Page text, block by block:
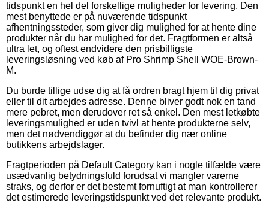
tidspunkt en hel del forskellige muligheder for levering. Den
mest benyttede er på nuværende tidspunkt
afhentningssteder, som giver dig mulighed for at hente dine
produkter når du har mulighed for det. Fragtformen er altså
ultra let, og oftest endvidere den prisbilligste
leveringsløsning ved køb af Pro Shrimp Shell WOE-Brown-
M.
Du burde tillige udse dig at få ordren bragt hjem til dig privat
eller til dit arbejdes adresse. Denne bliver godt nok en tand
mere pebret, men derudover ret så enkel. Den mest letkøbte
leveringsmulighed er uden tvivl at hente produkterne selv,
men det nødvendiggør at du befinder dig nær online
butikkens arbejdslager.
Fragtperioden på Default Category kan i nogle tilfælde være
usædvanlig betydningsfuld forudsat vi mangler varerne
straks, og derfor er det bestemt fornuftigt at man kontrollerer
det estimerede leveringstidspunkt ved det relevante produkt.